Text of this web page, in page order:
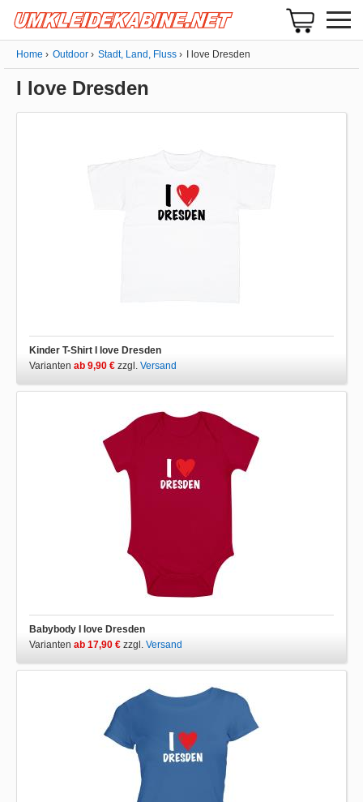
Home Outdoor Stadt, Land, Fluss I love Dresden
I love Dresden
Kinder T-Shirt I love Dresden
Varianten ab 9,90 € zzgl. Versand
Babybody I love Dresden
Varianten ab 17,90 € zzgl. Versand